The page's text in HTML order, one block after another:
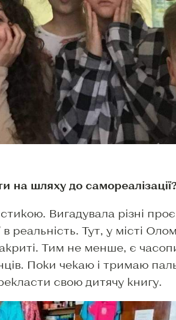
на шляху до
Вигадувала різні
реальність. Тут, у місті
Тим не менше, є
Поки чекаю і тримаю
свою дитячу книгу.